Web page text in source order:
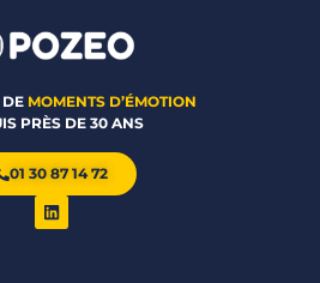
DE MOMENTS D’ÉMOTION
PRÈS DE 30 ANS
01 30 87 14 72